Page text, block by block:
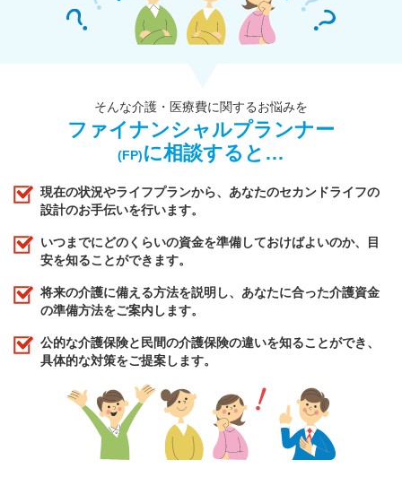
そんな介護・医療費に関するお悩みを
ファイナンシャルプランナー
(FP)に相談すると…
現在の状況やライフプランから、あなたのセカンドライフの
設計のお手伝いを行います。
いつまでにどのくらいの資金を準備しておけばよいのか、目
安を知ることができます。
将来の介護に備える方法を説明し、あなたに合った介護資金
の準備方法をご案内します。
公的な介護保険と民間の介護保険の違いを知ることができ、
具体的な対策をご提案します。